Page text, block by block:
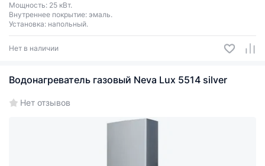
Мощность: 25 кВт.
Внутреннее покрытие: эмаль.
Установка: напольный.
Нет в наличии
Водонагреватель газовый Neva Lux 5514 silver
Нет отзывов